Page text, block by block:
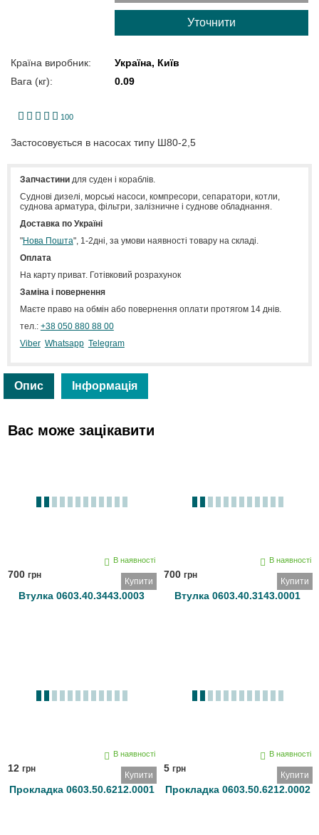
Уточнити
Країна виробник:
Україна, Київ
Вага (кг):
0.09
100
12345
Застосовується в насосах типу Ш80-2,5
Запчастинидля суден і кораблів.
Cуднові дизелі, морські насоси, компресори, сепаратори, котли,
суднова арматура, фільтри, залізничне і суднове обладнання.
Доставка по Україні
"Нова Пошта", 1-2дні, за умови наявності товару на складі.
Оплата
На карту приват. Готівковий розрахунок
Заміна і повернення
Маєте право на обмін або повернення оплати протягом 14 днів.
тел.: +38 050 880 88 00
Viber Whatsapp Telegram
Опис Інформація
Вас може зацікавити
В наявності
700 грн
Купити
Втулка 0603.40.3443.0003
В наявності
700 грн
Купити
Втулка 0603.40.3143.0001
В наявності
12 грн
Купити
Прокладка 0603.50.6212.0001
В наявності
5 грн
Купити
Прокладка 0603.50.6212.0002